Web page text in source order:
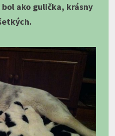
ako gulička, krásny